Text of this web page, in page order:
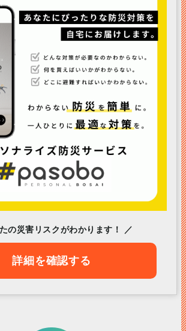
の災害リスクがわかります！ ／
詳細を確認する